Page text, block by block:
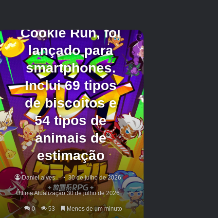
“odeiam absolutamente” o recurso em
como é abusado pela maioria dos jogadores. O
usuário observa que é “totalmente bom” como
um recurso de acessibilidade, mas só deve
estar disponível para quem precisa. Outros,
como o usuário do TwitterCaffrey
dizer que eles “nunca jogariam (
ação) Novamente “Se o recurso for adicionado
ao jogo.
Se a Activision pretende adicionar um recurso
de visualizador de áudio aChamada à
açãoparece que pode ser outra decisão
controversa do estúdio.Chamada à ação
viu em água quente com os fãs várias vezes